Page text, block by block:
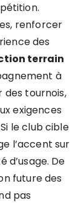
renforcer
des
terrain
à
des tournois,
exigences
le club cible
l’accent sur
d’usage. De
future des
pas